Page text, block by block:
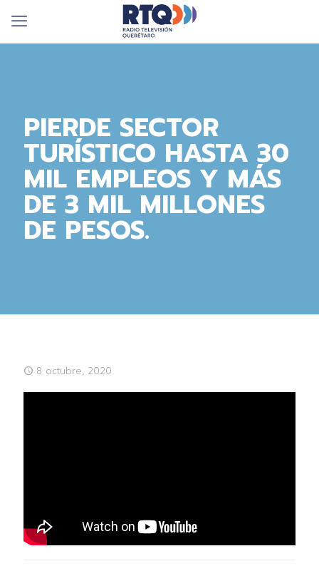
PIERDE SECTOR
TURÍSTICO HASTA 30
MIL EMPLEOS Y MÁS
DE 3 MIL MILLONES
DE PESOS.
8 octubre, 2020